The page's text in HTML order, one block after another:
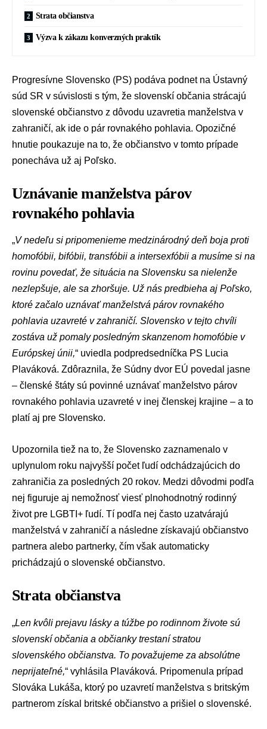
Strata občianstva
Výzva k zákazu konverzných praktík
Progresívne Slovensko (PS) podáva podnet na Ústavný
súd SR v súvislosti s tým, že slovenskí občania strácajú
slovenské občianstvo z dôvodu uzavretia manželstva v
zahraničí, ak ide o pár rovnakého pohlavia. Opozičné
hnutie poukazuje na to, že občianstvo v tomto prípade
ponecháva už aj Poľsko.
Uznávanie manželstva párov
rovnakého pohlavia
„V nedeľu si pripomenieme medzinárodný deň boja proti
homofóbii, bifóbii, transfóbii a intersexfóbii a musíme si na
rovinu povedať, že situácia na Slovensku sa nielenže
nezlepšuje, ale sa zhoršuje. Už nás predbieha aj Poľsko,
ktoré začalo uznávať manželstvá párov rovnakého
pohlavia uzavreté v zahraničí. Slovensko v tejto chvíli
zostáva už pomaly posledným skanzenom homofóbie v
Európskej únii,“ uviedla podpredsedníčka PS Lucia
Plaváková. Zdôraznila, že Súdny dvor EÚ povedal jasne
– členské štáty sú povinné uznávať manželstvo párov
rovnakého pohlavia uzavreté v inej členskej krajine – a to
platí aj pre Slovensko.
Upozornila tiež na to, že Slovensko zaznamenalo v
uplynulom roku najvyšší počet ľudí odchádzajúcich do
zahraničia za posledných 20 rokov. Medzi dôvodmi podľa
nej figuruje aj nemožnosť viesť plnohodnotný rodinný
život pre LGBTI+ ľudí. Tí podľa nej často uzatvárajú
manželstvá v zahraničí a následne získavajú občianstvo
partnera alebo partnerky, čím však automaticky
prichádzajú o slovenské občianstvo.
Strata občianstva
„Len kvôli prejavu lásky a túžbe po rodinnom živote sú
slovenskí občania a občianky trestaní stratou
slovenského občianstva. To považujeme za absolútne
neprijateľné,“ vyhlásila Plaváková. Pripomenula prípad
Slováka Lukáša, ktorý po uzavretí manželstva s britským
partnerom získal britské občianstvo a prišiel o slovenské.